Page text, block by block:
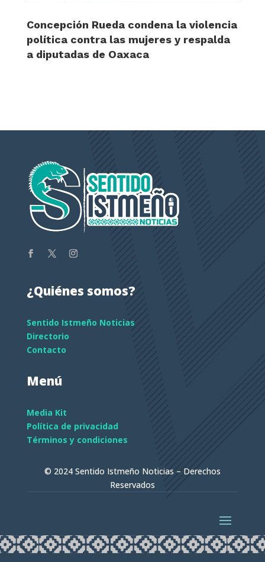
Concepción Rueda condena la violencia
política contra las mujeres y respalda
a diputadas de Oaxaca
¿Quiénes somos?
Sentido Istmeño Noticias
Directorio
Contacto
Menú
Media Kit
Política de privacidad
Términos y condiciones
© 2024 Sentido Istmeño Noticias – Derechos
Reservados